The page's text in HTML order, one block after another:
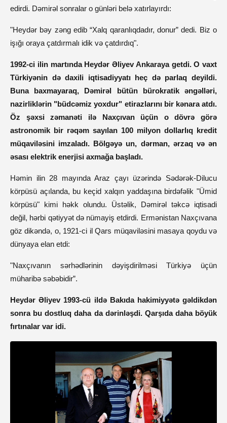
edirdi. Dəmirəl sonralar o günləri belə xatırlayırdı:
"Heydər bəy zəng edib “Xalq qaranlıqdadır, donur” dedi. Biz o
işığı oraya çatdırmalı idik və çatdırdıq".
1992-ci ilin martında Heydər Əliyev Ankaraya getdi. O vaxt
Türkiyənin də daxili iqtisadiyyatı heç də parlaq deyildi.
Buna baxmayaraq, Dəmirəl bütün bürokratik əngəlləri,
nazirliklərin "büdcəmiz yoxdur" etirazlarını bir kənara atdı.
Öz şəxsi zəmanəti ilə Naxçıvan üçün o dövrə görə
astronomik bir rəqəm sayılan 100 milyon dollarlıq kredit
müqaviləsini imzaladı. Bölgəyə un, dərman, ərzaq və ən
əsası elektrik enerjisi axmağa başladı.
Həmin ilin 28 mayında Araz çayı üzərində Sədərək-Dilucu
körpüsü açılanda, bu keçid xalqın yaddaşına birdəfəlik "Ümid
körpüsü" kimi həkk olundu. Üstəlik, Dəmirəl təkcə iqtisadi
değil, hərbi qətiyyət də nümayiş etdirdi. Ermənistan Naxçıvana
göz dikəndə, o, 1921-ci il Qars müqaviləsini masaya qoydu və
dünyaya elan etdi:
"Naxçıvanın sərhədlərinin dəyişdirilməsi Türkiyə üçün
müharibə səbəbidir”.
Heydər Əliyev 1993-cü ildə Bakıda hakimiyyətə gəldikdən
sonra bu dostluq daha da dərinləşdi. Qarşıda daha böyük
fırtınalar var idi.